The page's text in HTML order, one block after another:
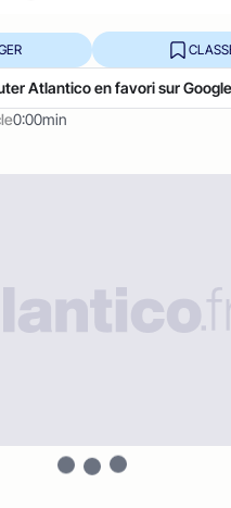
0:00min
Atlantico en favori sur Google